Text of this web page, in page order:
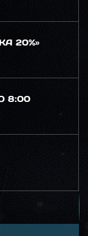
20%»
8:00